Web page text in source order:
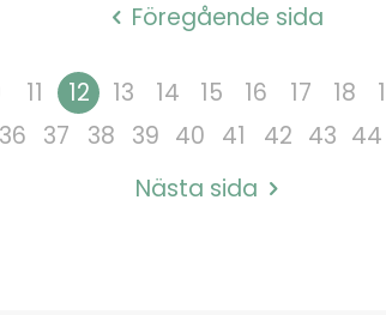
Föregående sida
11 12 13 14 15 16 17 18
36 37 38 39 40 41 42 43 44
Nästa sida